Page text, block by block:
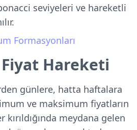
seviyeleri ve hareketli
Formasyonları
Fiyat Hareketi
günlere, hatta haftalara
ve maksimum fiyatların
kırıldığında meydana gelen